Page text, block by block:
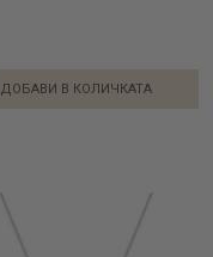
ДОБАВИ В КОЛИЧКАТА